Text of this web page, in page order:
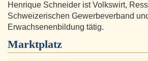
Henrique Schneider ist Volkswirt,
Schweizerischen Gewerbeverband
Erwachsenenbildung tätig.
Marktplatz